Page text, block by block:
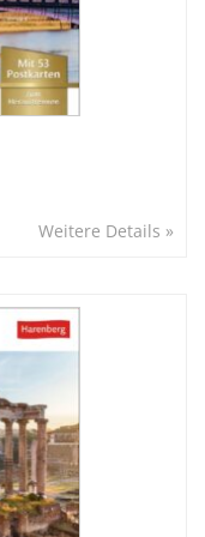
Weitere Details »